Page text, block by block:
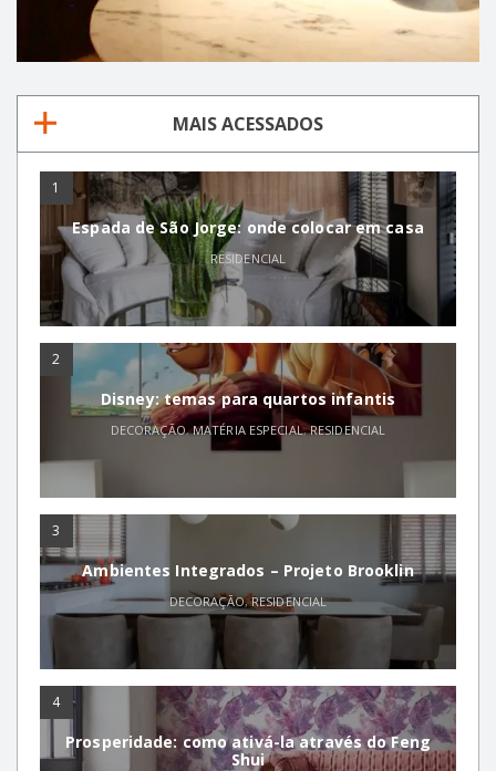
MAIS ACESSADOS
1
Espada de São Jorge: onde colocar em casa
RESIDENCIAL
2
Disney: temas para quartos infantis
DECORAÇÃO,MATÉRIA ESPECIAL,RESIDENCIAL
3
Ambientes Integrados – Projeto Brooklin
DECORAÇÃO,RESIDENCIAL
4
Prosperidade: como ativá-la através do Feng
Shui